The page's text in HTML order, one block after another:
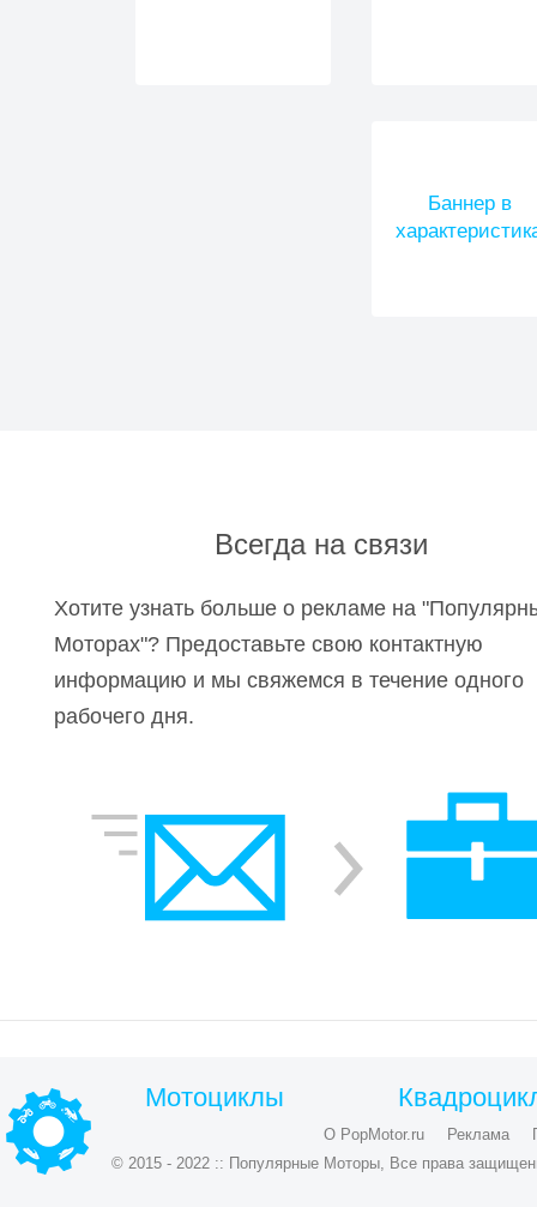
Баннер в
Всегда на связи
Хотите узнать больше о рекламе на
Моторах"? Предоставьте свою контактную
информацию и мы свяжемся в течение одного
рабочего дня.
Мотоциклы
О PopMotor.ru Реклама
© 2015 - 2022 :: Популярные Моторы, Все права